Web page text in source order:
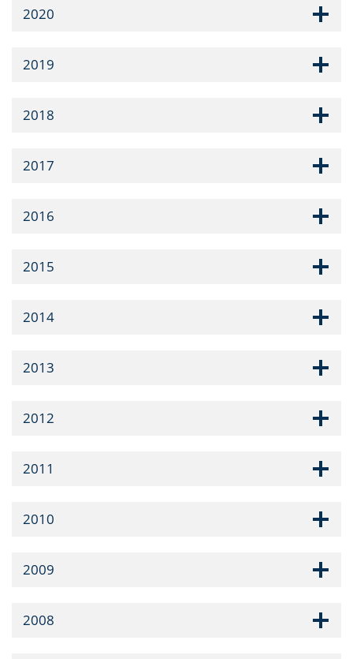
2020
2019
2018
2017
2016
2015
2014
2013
2012
2011
2010
2009
2008